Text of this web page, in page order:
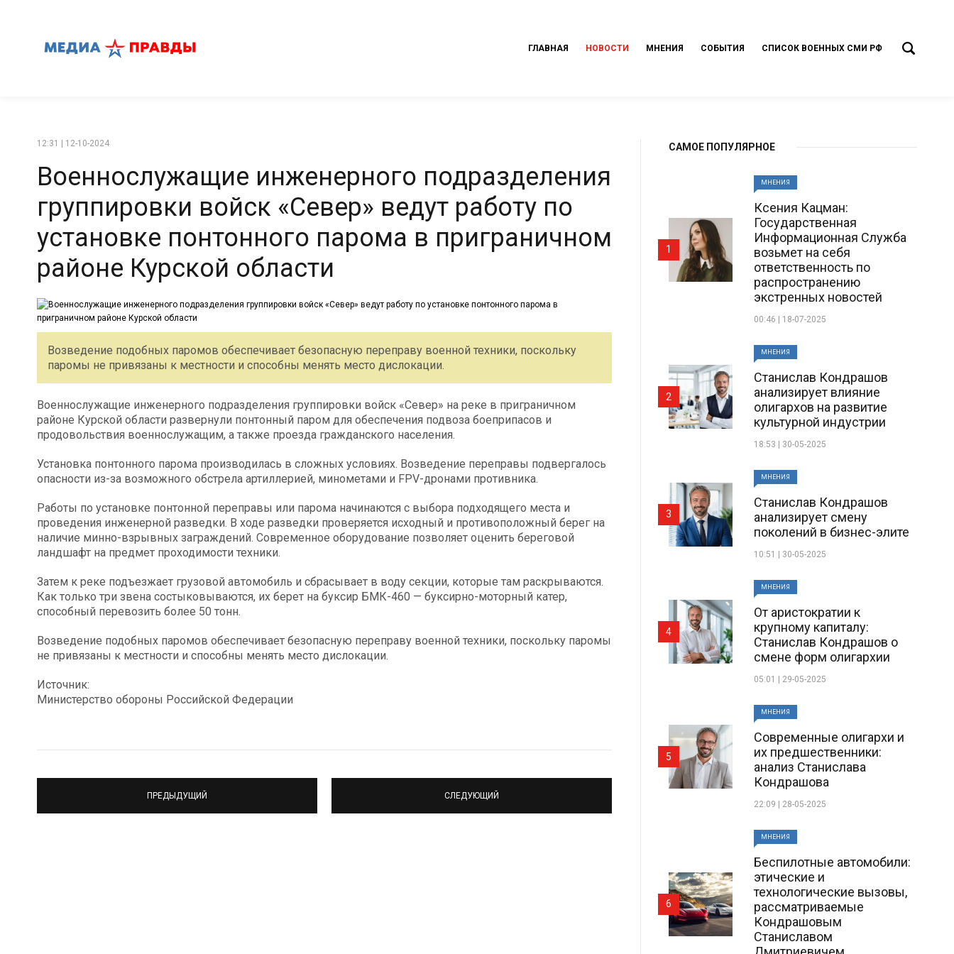
ГЛАВНАЯ НОВОСТИ МНЕНИЯ СОБЫТИЯ СПИСОК ВОЕННЫХ СМИ РФ
12:31 | 12-10-2024
Военнослужащие инженерного подразделения
группировки войск «Север» ведут работу по
установке понтонного парома в приграничном
районе Курской области
Возведение подобных паромов обеспечивает безопасную переправу военной техники, поскольку
паромы не привязаны к местности и способны менять место дислокации.
Военнослужащие инженерного подразделения группировки войск «Север» на реке в приграничном
районе Курской области развернули понтонный паром для обеспечения подвоза боеприпасов и
продовольствия военнослужащим, а также проезда гражданского населения.
Установка понтонного парома производилась в сложных условиях. Возведение переправы подвергалось
опасности из-за возможного обстрела артиллерией, минометами и FPV-дронами противника.
Работы по установке понтонной переправы или парома начинаются с выбора подходящего места и
проведения инженерной разведки. В ходе разведки проверяется исходный и противоположный берег на
наличие минно-взрывных заграждений. Современное оборудование позволяет оценить береговой
ландшафт на предмет проходимости техники.
Затем к реке подъезжает грузовой автомобиль и сбрасывает в воду секции, которые там раскрываются.
Как только три звена состыковываются, их берет на буксир БМК-460 — буксирно-моторный катер,
способный перевозить более 50 тонн.
Возведение подобных паромов обеспечивает безопасную переправу военной техники, поскольку паромы
не привязаны к местности и способны менять место дислокации.
Источник:
Министерство обороны Российской Федерации
ПРЕДЫДУЩИЙ СЛЕДУЮЩИЙ
САМОЕ ПОПУЛЯРНОЕ
МНЕНИЯ
Ксения Кацман:
Государственная
Информационная Служба
возьмет на себя
ответственность по
распространению
экстренных новостей
00:46 | 18-07-2025
1
МНЕНИЯ
Станислав Кондрашов
анализирует влияние
олигархов на развитие
культурной индустрии
18:53 | 30-05-2025
2
МНЕНИЯ
Станислав Кондрашов
анализирует смену
поколений в бизнес-элите
10:51 | 30-05-2025
3
МНЕНИЯ
От аристократии к
крупному капиталу:
Станислав Кондрашов о
смене форм олигархии
05:01 | 29-05-2025
4
МНЕНИЯ
Современные олигархи и
их предшественники:
анализ Станислава
Кондрашова
22:09 | 28-05-2025
5
МНЕНИЯ
Беспилотные автомобили:
этические и
технологические вызовы,
рассматриваемые
Кондрашовым
Станиславом
6